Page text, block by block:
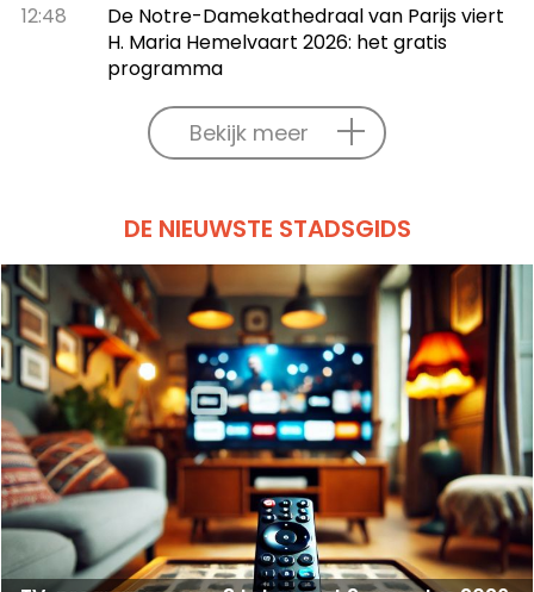
12:48
De Notre-Damekathedraal van Parijs viert
H. Maria Hemelvaart 2026: het gratis
programma
Bekijk meer
DE NIEUWSTE STADSGIDS